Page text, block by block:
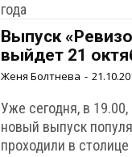
года
Выпуск
выйдет 21
Женя Болтнева -
Уже сегодня, в
новый выпуск
проходили в